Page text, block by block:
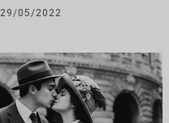
29/05/2022